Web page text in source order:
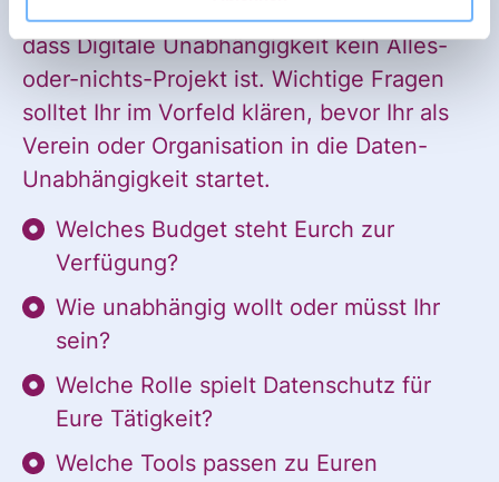
Project“ hat im Espresso-Talk klargemacht,
dass Digitale Unabhängigkeit kein Alles-
oder-nichts-Projekt ist. Wichtige Fragen
solltet Ihr im Vorfeld klären, bevor Ihr als
Verein oder Organisation in die Daten-
Unabhängigkeit startet.
Welches Budget steht Eurch zur
Verfügung?
Wie unabhängig wollt oder müsst Ihr
sein?
Welche Rolle spielt Datenschutz für
Eure Tätigkeit?
Welche Tools passen zu Euren
Einwilligung
Ja, ich möchte den Newsletter
des Civic Data Lab per E-Mail
erhalten. Diese Einwilligung
kann ich jederzeit widerrufen.
Ich habe die Hinweise zum
Widerruf und der Verarbeitung
der Daten in den
Datenschutzvereinbarungen
gelesen und stimme diesen zu.
*